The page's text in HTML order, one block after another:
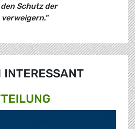
Schutz der
INTERESSANT